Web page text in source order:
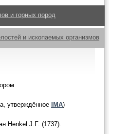
и горных пород
и ископаемых организмов
утверждённое IMA)
Henkel J.F. (1737).